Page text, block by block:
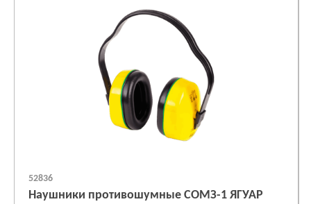
52836
Наушники противошумные СОМЗ-1 ЯГУАР